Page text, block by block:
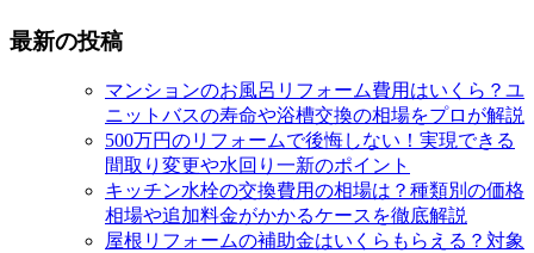
最新の投稿
マンションのお風呂リフォーム費用はいくら？ユ
ニットバスの寿命や浴槽交換の相場をプロが解説
500万円のリフォームで後悔しない！実現できる
間取り変更や水回り一新のポイント
キッチン水栓の交換費用の相場は？種類別の価格
相場や追加料金がかかるケースを徹底解説
屋根リフォームの補助金はいくらもらえる？対象